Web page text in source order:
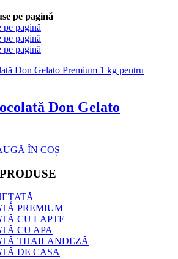
pe pagină
pe pagină
pe pagină
pe pagină
Don Gelato
ÎN COȘ
PREMIUM
CU LAPTE
CU APA
THAILANDEZĂ
DE CASA